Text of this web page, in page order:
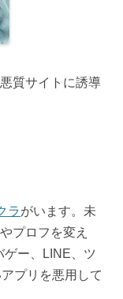
質サイトに誘導
ラがいます。未
プロフを変え
ゲー、LINE、ツ
プリを悪用して